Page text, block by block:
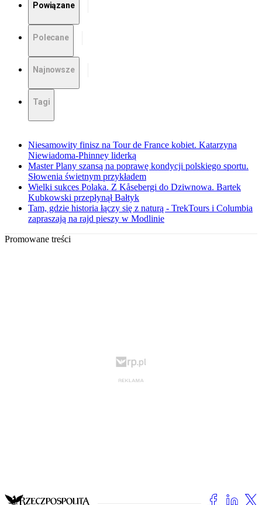
Powiązane
Polecane
Najnowsze
Tagi
Niesamowity finisz na Tour de France kobiet. Katarzyna
Niewiadoma-Phinney liderką
Master Plany szansą na poprawę kondycji polskiego sportu.
Słowenia świetnym przykładem
Wielki sukces Polaka. Z Kåsebergi do Dziwnowa. Bartek
Kubkowski przepłynął Bałtyk
Tam, gdzie historia łączy się z naturą - TrekTours i Columbia
zapraszają na rajd pieszy w Modlinie
Promowane treści